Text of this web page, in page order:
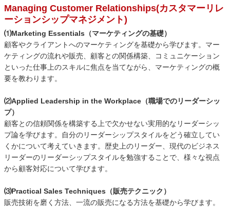
Managing Customer Relationships(カスタマーリレ
ーションシップマネジメント)
⑴Marketing Essentials（マーケティングの基礎）
顧客やクライアントへのマーケティングを基礎から学びます。マー
ケティングの流れや販売、顧客との関係構築、コミュニケーション
といった仕事上のスキルに焦点を当てながら、マーケティングの概
要を教わります。
⑵Applied Leadership in the Workplace（職場でのリーダーシッ
プ）
顧客との信頼関係を構築する上で欠かせない実用的なリーダーシッ
プ論を学びます。自分のリーダーシップスタイルをどう確立してい
くかについて考えていきます。歴史上のリーダー、現代のビジネス
リーダーのリーダーシップスタイルを勉強することで、様々な視点
から顧客対応について学びます。
⑶Practical Sales Techniques（販売テクニック）
販売技術を磨く方法、一流の販売になる方法を基礎から学びます。